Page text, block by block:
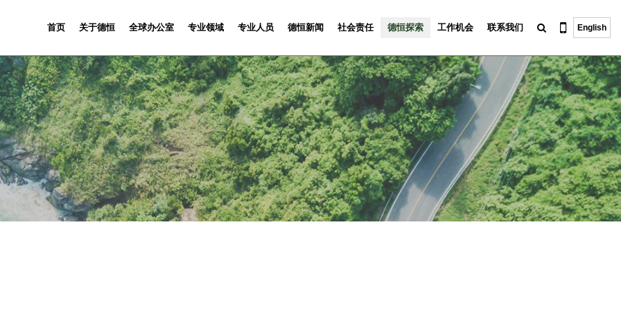
首页 关于德恒 全球办公室 专业领域 专业人员 德恒新闻 社会责任 德恒探索 工作机会 联系我们 English